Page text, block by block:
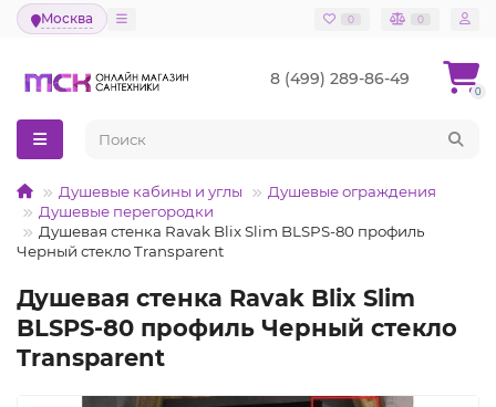
Москва 0 0
8 (499) 289-86-49
0
Душевые кабины и углы
Душевые ограждения
Душевые перегородки
Душевая стенка Ravak Blix Slim BLSPS-80 профиль
Черный стекло Transparent
Душевая стенка Ravak Blix Slim
BLSPS-80 профиль Черный стекло
Transparent